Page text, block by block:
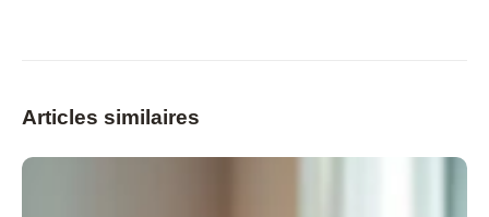
Articles similaires